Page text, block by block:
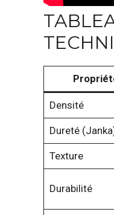
Densité
Dureté
Texture
Durabilité